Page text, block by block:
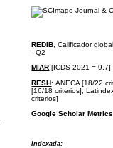
REDIB , Calificador
- Q2
MIAR [ICDS 2021 = 9.7]
RESH:ANECA [18/22
[16/18 criterios];
criterios]
Google Scholar
Indexada: